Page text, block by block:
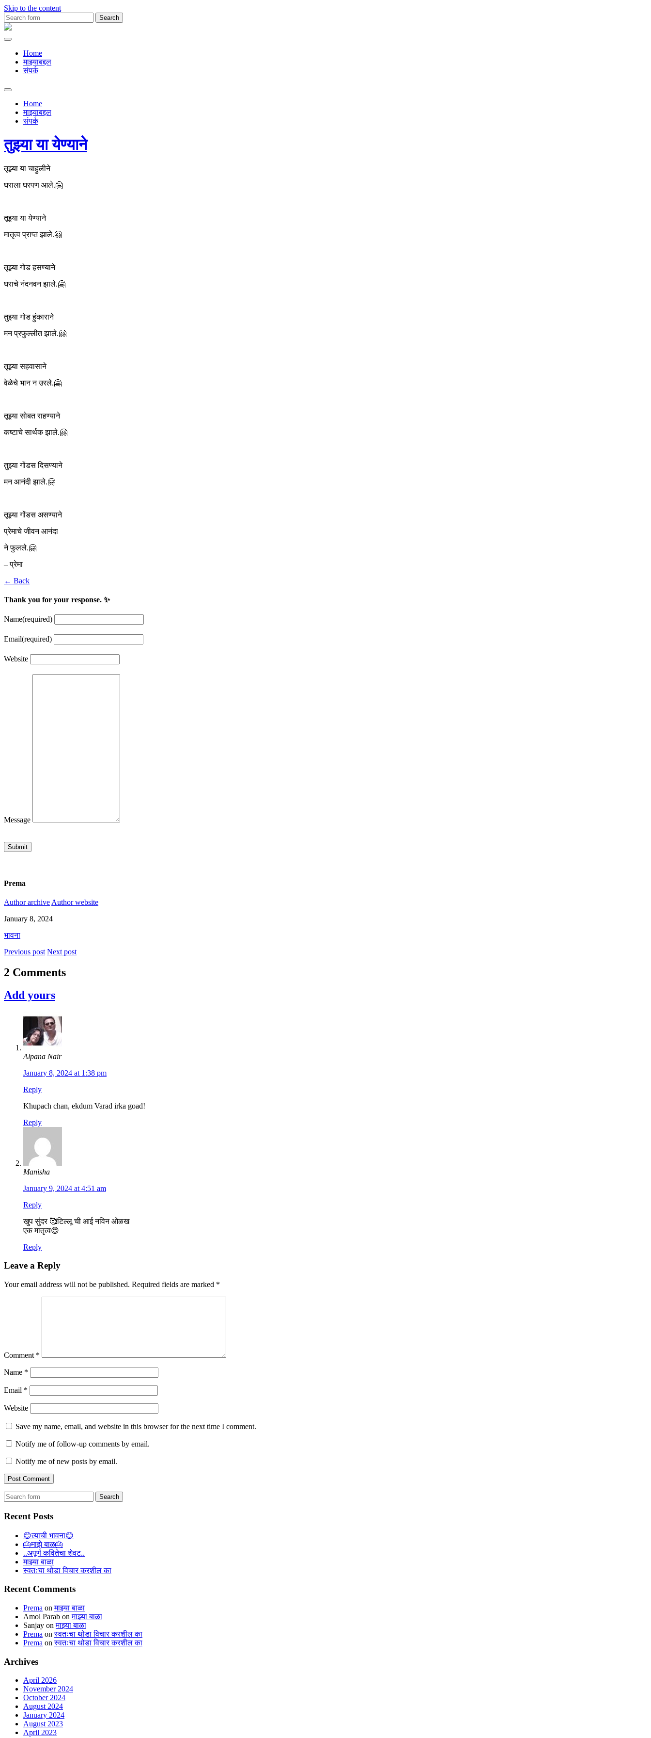
Skip to the content
Search
for:Premachya
Home
माझ्याबद्दल
संपर्क
Toggle
search
field
Home
माझ्याबद्दल
संपर्क
तुझ्या या येण्याने
तूझ्या या चाहुलीने
घराला घरपण आले.🤗
तूझ्या या येण्याने
मातृत्व प्राप्त झाले.🤗
तूझ्या गोड हसण्याने
घराचे नंदनवन झाले.🤗
तुझ्या गोड हुंकाराने
मन प्रफुल्लीत झाले.🤗
तूझ्या सहवासाने
वेळेचे भान न उरले.🤗
तूझ्या सोबत राहण्याने
कष्टाचे सार्थक झाले.🤗
तुझ्या गोंडस दिसण्याने
मन आनंदी झाले.🤗
तूझ्या गोंडस असण्याने
प्रेमाचे जीवन आनंदा
ने फुलले.🤗
– प्रेमा
← Back
Thank you for your response. ✨
Name(required)
Email(required)
Website
Message
Submit
Prema
Author archive Author website
January 8, 2024
भावना
Previous post Next post
2 Comments
Add yours
Alpana Nair
January 8, 2024 at 1:38 pm
Reply
Khupach chan, ekdum Varad irka goad!
Reply
Manisha
January 9, 2024 at 4:51 am
Reply
खुप सुंदर 🥰टिल्लू ची आई नविन ओळख
एक मातृत्व😍
Reply
Leave a Reply
Your email address will not be published. Required fields are marked *
Comment *
Name *
Email *
Website
Save my name, email, and website in this browser for the next time I comment.
Notify me of follow-up comments by email.
Notify me of new posts by email.
Search
for:
Recent Posts
😊त्याची भावना😊
🎂माझे बाळ🎂
..अपूर्ण कवितेचा शेवट..
माझ्या बाळा
स्वतःचा थोडा विचार करशील का
Recent Comments
Prema onमाझ्या बाळा
Amol Parab onमाझ्या बाळा
Sanjay onमाझ्या बाळा
Prema onस्वतःचा थोडा विचार करशील का
Prema onस्वतःचा थोडा विचार करशील का
Archives
April 2026
November 2024
October 2024
August 2024
January 2024
August 2023
April 2023